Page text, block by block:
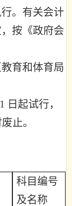
。有关会计
按《政府会
育和体育局
1 日起试行，
止。
科目编号
及名称